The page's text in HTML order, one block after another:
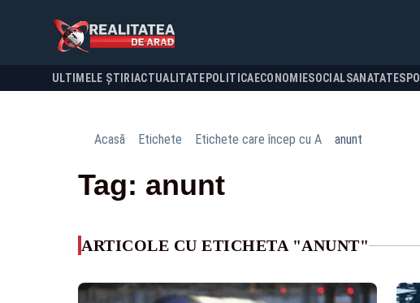
ULTIMELE ȘTIRI ACTUALITATE POLITICA ECONOMIESOCIALSANATATE
Acasă Etichete Etichete care încep cu A anunt
Tag: anunt
ARTICOLE CU ETICHETA "ANUNT"